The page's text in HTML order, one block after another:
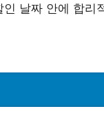
날짜 안에 합리